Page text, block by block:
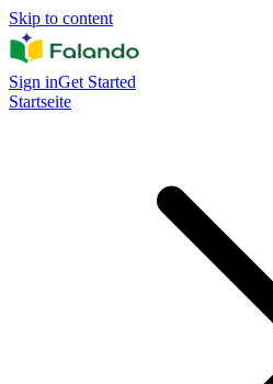
Skip to content
Sign inGet Started
Startseite